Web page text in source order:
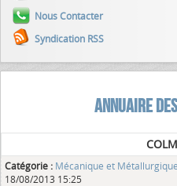
Nous Contacter
Syndication RSS
ANNUAIRE
Catégorie : Mécanique et Métallurgique
18/08/2013 15:25